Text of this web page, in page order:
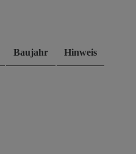
Baujahr Hinweis